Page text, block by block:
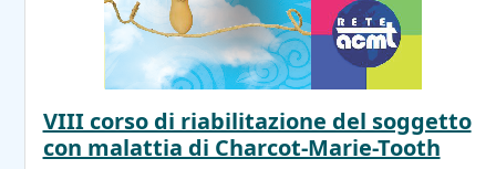
VIII corso di riabilitazione del soggetto
con malattia di Charcot-Marie-Tooth